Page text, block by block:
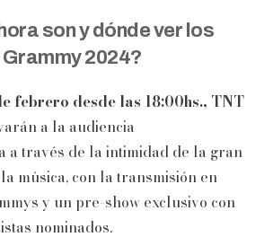
son y dónde ver los
Grammy 2024?
febrero desde las 18:00hs., TNT
a la audiencia
a través de la intimidad de la gran
música, con la transmisión en
y un pre-show exclusivo con
nominados.